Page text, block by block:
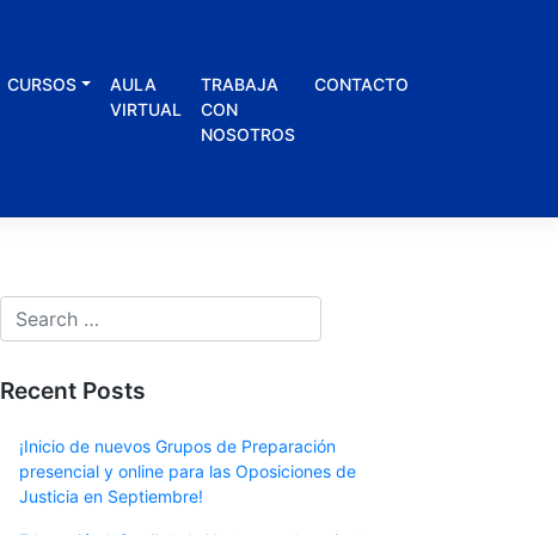
CURSOS
AULA
VIRTUAL
TRABAJA
CON
NOSOTROS
CONTACTO
Recent Posts
¡Inicio de nuevos Grupos de Preparación
presencial y online para las Oposiciones de
Justicia en Septiembre!